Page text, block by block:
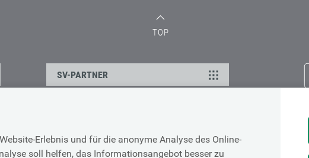
Erlebnis und für die anonyme Analyse des Online-
soll helfen, das Informationsangebot besser zu
TOP
SV-PARTNER
Cookie-Erklärung